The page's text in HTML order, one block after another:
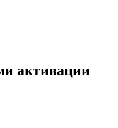
активации